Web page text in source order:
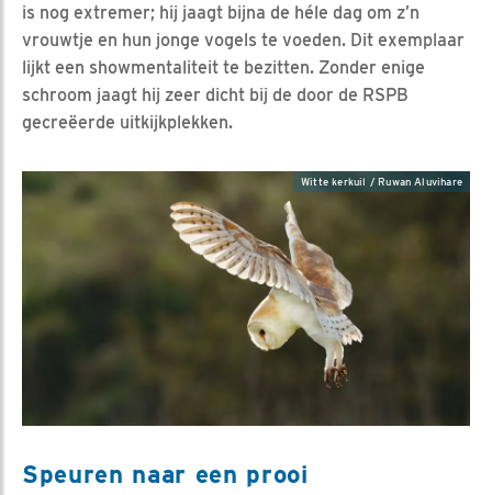
is nog extremer; hij jaagt bijna de héle dag om z’n
vrouwtje en hun jonge vogels te voeden. Dit exemplaar
lijkt een showmentaliteit te bezitten. Zonder enige
schroom jaagt hij zeer dicht bij de door de RSPB
gecreëerde uitkijkplekken.
Witte kerkuil / Ruwan Aluvihare
Speuren naar een prooi